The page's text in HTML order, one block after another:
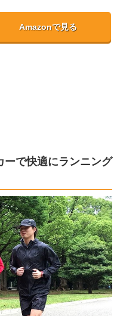
Amazonで見る
ーで快適にランニング